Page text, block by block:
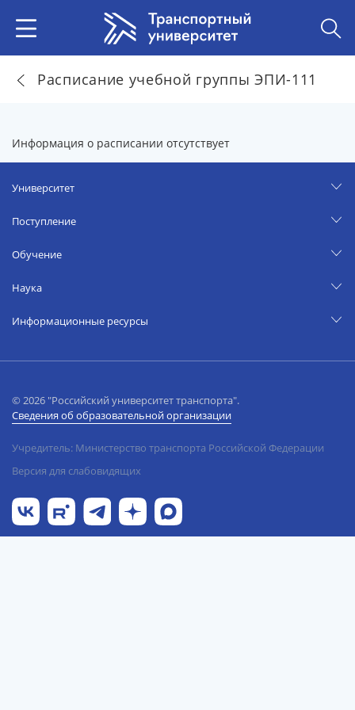
Расписание учебной группы ЭПИ-111
Информация о расписании отсутствует
Университет
Поступление
Обучение
Наука
Информационные ресурсы
© 2026 "Российский университет транспорта".
Сведения об образовательной организации
Учредитель: Министерство транспорта Российской Федерации
Версия для слабовидящих